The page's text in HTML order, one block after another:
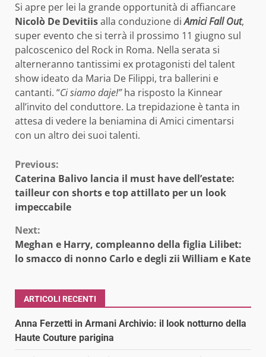
Si apre per lei la grande opportunità di affiancare
Nicolò De Devitiisalla conduzione diAmici Fall Out,
super evento che si terrà il prossimo 11 giugno sul
palcoscenico del Rock in Roma. Nella serata si
alterneranno tantissimi ex protagonisti del talent
show ideato da Maria De Filippi, tra ballerini e
cantanti. “Ci siamo daje!”ha risposto la Kinnear
all’invito del conduttore. La trepidazione è tanta in
attesa di vedere la beniamina di Amici cimentarsi
con un altro dei suoi talenti.
Continue
Reading
Previous:
Caterina Balivo lancia il must have dell’estate:
tailleur con shorts e top attillato per un look
impeccabile
Next:
Meghan e Harry, compleanno della figlia Lilibet:
lo smacco di nonno Carlo e degli zii William e Kate
ARTICOLI RECENTI
Anna Ferzetti in Armani Archivio: il look notturno della
Haute Couture parigina